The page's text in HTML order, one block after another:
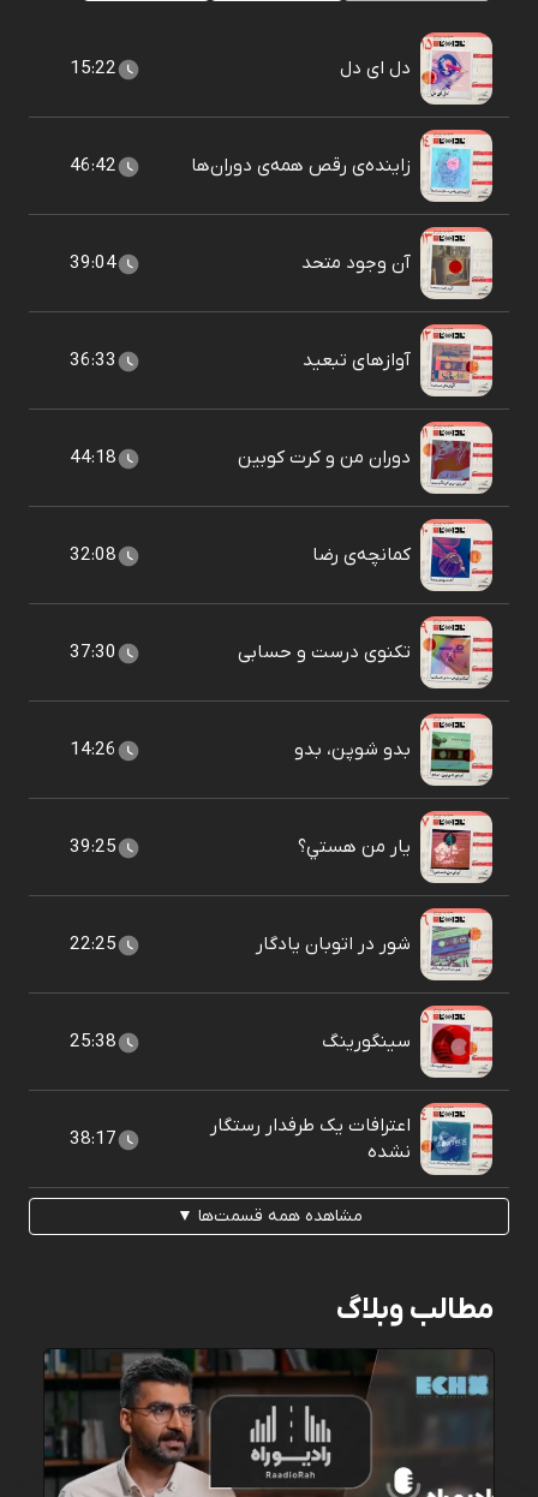
دل ای دل 15:22
زاينده‌ی رقص همه‌ی دوران‌ها 46:42
آن وجود متحد 39:04
آوازهای تبعید 36:33
دوران من و کرت کوبين 44:18
کمانچه‌ی رضا 32:08
تکنوی درست و حسابی 37:30
بدو شوپن، بدو 14:26
يار من هستي؟ 39:25
شور در اتوبان يادگار 22:25
سينگورينگ 25:38
اعترافات یک طرفدار رستگار
نشده
38:17
مشاهده همه قسمت‌ها ▼
مطالب وبلاگ